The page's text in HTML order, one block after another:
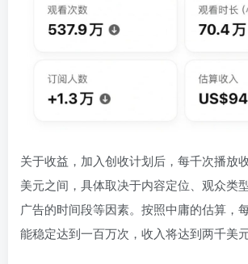
关于收益，加入创收计划后，每千次播放
美元之间，具体取决于内容定位、观众类
广告的时间段等因素。按照中庸的估算，
能稳定达到一百万次，收入将达到两千美元